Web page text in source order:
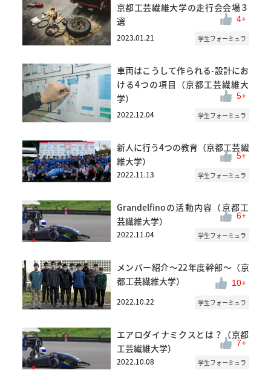
京都工芸繊維大学の走行会会場３
選
2023.01.21 学生フォーミュラ
4
車両はこうして作られる-設計にお
ける4つの項目（京都工芸繊維大
学）
2022.12.04 学生フォーミュラ
5
新人に行う4つの教育（京都工芸繊
維大学）
2022.11.13 学生フォーミュラ
5
Grandelfinoの活動内容（京都工
芸繊維大学）
2022.11.04 学生フォーミュラ
6
メンバー紹介～22年度幹部～（京
都工芸繊維大学）
2022.10.22 学生フォーミュラ
10
エアロダイナミクスとは？（京都
工芸繊維大学）
2022.10.08 学生フォーミュラ
7